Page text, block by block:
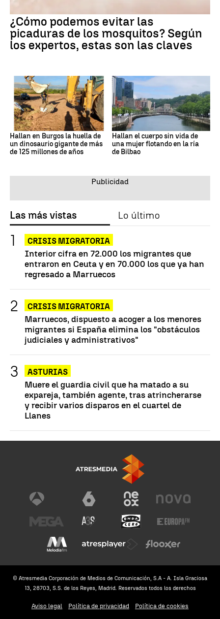
¿Cómo podemos evitar las
picaduras de los mosquitos? Según
los expertos, estas son las claves
Hallan en Burgos la huella de
un dinosaurio gigante de más
de 125 millones de años
Hallan el cuerpo sin vida de
una mujer flotando en la ría
de Bilbao
Las más vistas Lo último
CRISIS MIGRATORIA
Interior cifra en 72.000 los migrantes que
entraron en Ceuta y en 70.000 los que ya han
regresado a Marruecos
CRISIS MIGRATORIA
Marruecos, dispuesto a acoger a los menores
migrantes si España elimina los "obstáculos
judiciales y administrativos"
ASTURIAS
Muere el guardia civil que ha matado a su
expareja, también agente, tras atrincherarse
y recibir varios disparos en el cuartel de
Llanes
© Atresmedia Corporación de Medios de Comunicación, S.A - A. Isla Graciosa
13, 28703, S.S. de los Reyes, Madrid. Reservados todos los derechos
Aviso legal Política de privacidad Política de cookies